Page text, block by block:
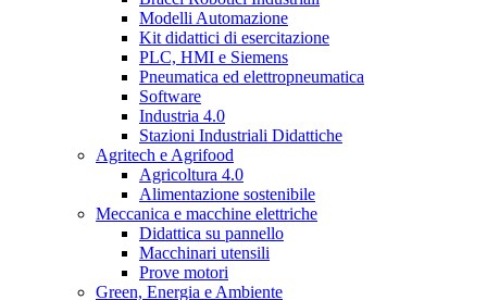
Modelli Automazione
Kit didattici di esercitazione
PLC, HMI e Siemens
Pneumatica ed elettropneumatica
Software
Industria 4.0
Stazioni Industriali Didattiche
Agritech e Agrifood
Agricoltura 4.0
Alimentazione sostenibile
Meccanica e macchine elettriche
Didattica su pannello
Macchinari utensili
Prove motori
Green, Energia e Ambiente